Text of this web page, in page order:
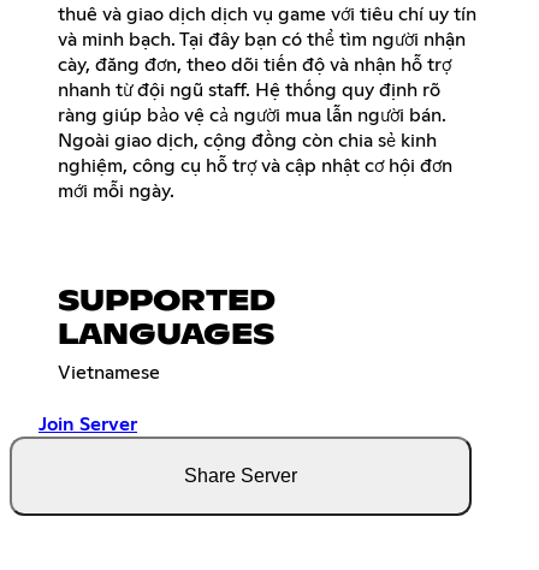
thuê và giao dịch dịch vụ game với tiêu chí uy tín
và minh bạch. Tại đây bạn có thể tìm người nhận
cày, đăng đơn, theo dõi tiến độ và nhận hỗ trợ
nhanh từ đội ngũ staff. Hệ thống quy định rõ
ràng giúp bảo vệ cả người mua lẫn người bán.
Ngoài giao dịch, cộng đồng còn chia sẻ kinh
nghiệm, công cụ hỗ trợ và cập nhật cơ hội đơn
mới mỗi ngày.
SUPPORTED
LANGUAGES
Vietnamese
Join Server
Share Server